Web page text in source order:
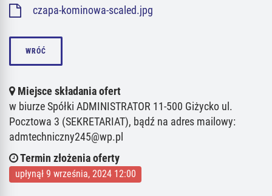
czapa-kominowa-scaled.jpg
WRÓĆ
Miejsce składania ofert
w biurze Spółki ADMINISTRATOR 11-500 Giżycko ul.
Pocztowa 3 (SEKRETARIAT), bądź na adres mailowy:
admtechniczny245@wp.pl
Termin złożenia oferty
upłynął 9 września, 2024 12:00